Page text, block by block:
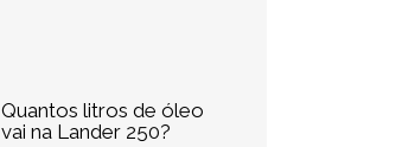
Quantos litros de óleo
vai na Lander 250?